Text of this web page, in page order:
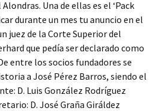
Una de ellas es el ‘Pack
durante un mes tu anuncio en el
juez de la Corte Superior del
que pedía ser declarado como
entre los socios fundadores se
a José Pérez Barros, siendo el
D. Luis González Rodríguez
D. José Graña Giráldez